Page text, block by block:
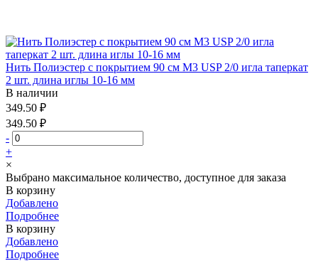
Нить Полиэстер с покрытием 90 см М3 USP 2/0 игла таперкат
2 шт. длина иглы 10-16 мм
В наличии
349.50 ₽
349.50 ₽
-
+
×
Выбрано максимальное количество, доступное для заказа
В корзину
Добавлено
Подробнее
В корзину
Добавлено
Подробнее